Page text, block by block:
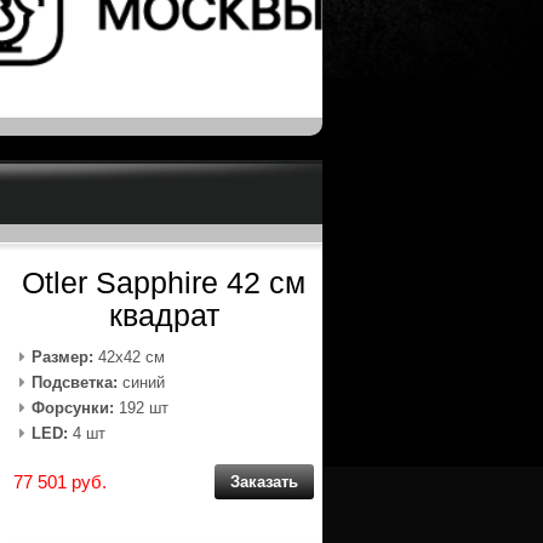
Otler Sapphire 42 см
квадрат
Размер: 42х42 см
Подсветка: синий
Форсунки: 192 шт
LED: 4 шт
77 501 руб. Заказать